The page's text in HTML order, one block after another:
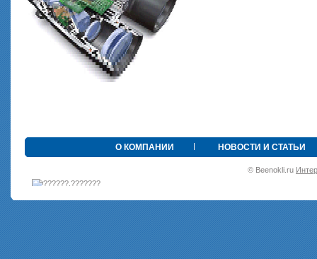
О КОМПАНИИ НОВОСТИ И СТАТЬИ
© Beenokli.ru
•